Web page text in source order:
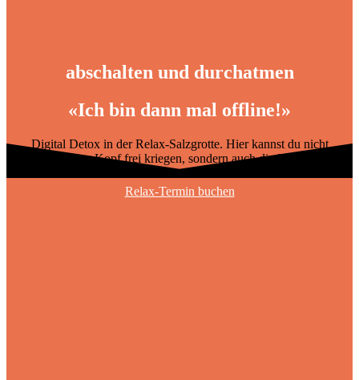
abschalten und durchatmen
«Ich bin dann mal offline!»
Digital Detox in der Relax-Salzgrotte. Hier kannst du nicht
nur den Kopf frei kriegen, sondern auch die Nase.
Relax-Termin buchen